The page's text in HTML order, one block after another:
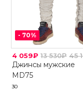
- 70%
4 059₽ 13 530₽ 45
Джинсы мужские
MD75
30